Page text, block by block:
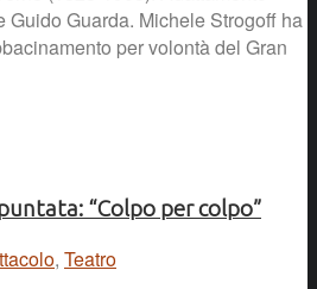
Guido Guarda. Michele Strogoff ha
per volontà del Gran
“Colpo per colpo”
, Teatro